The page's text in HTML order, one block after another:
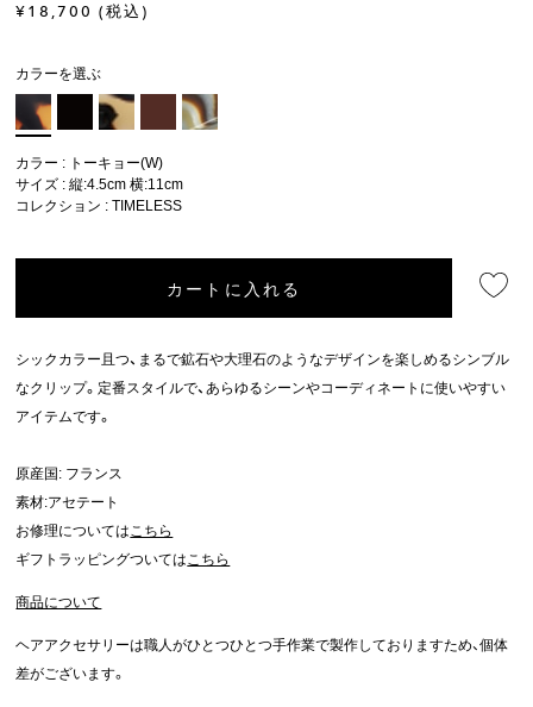
¥ 18,700 (税込)
カラーを選ぶ
カラー : トーキョー(W)
サイズ : 縦:4.5cm 横:11cm
コレクション :TIMELESS
カートに入れる
シックカラー且つ、まるで鉱石や大理石のようなデザインを楽しめるシンブル
なクリップ。定番スタイルで、あらゆるシーンやコーディネートに使いやすい
アイテムです。
原産国: フランス
素材:アセテート
お修理についてはこちら
ギフトラッピングついてはこちら
商品について
ヘアアクセサリーは職人がひとつひとつ手作業で製作しておりますため、個体
差がございます。